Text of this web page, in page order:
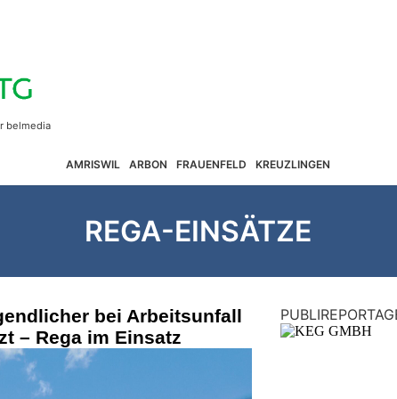
AMRISWIL ARBON FRAUENFELD KREUZLINGEN
REGA-EINSÄTZE
bei Arbeitsunfall
– Rega im Einsatz